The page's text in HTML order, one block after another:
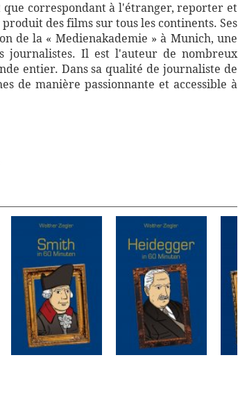
correspondant à l'étranger, reporter et
des films sur tous les continents. Ses
de la « Medienakademie » à Munich, une
journalistes. Il est l'auteur de nombreux
entier. Dans sa qualité de journaliste de
de manière passionnante et accessible à